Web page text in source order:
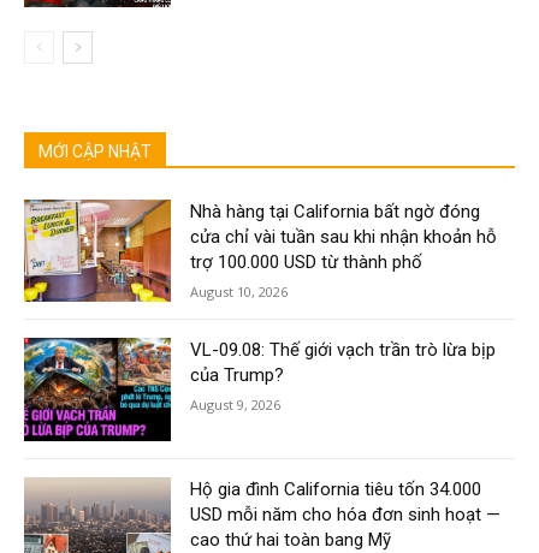
MỚI CẬP NHẬT
Nhà hàng tại California bất ngờ đóng
cửa chỉ vài tuần sau khi nhận khoản hỗ
trợ 100.000 USD từ thành phố
August 10, 2026
VL-09.08: Thế giới vạch trần trò lừa bịp
của Trump?
August 9, 2026
Hộ gia đình California tiêu tốn 34.000
USD mỗi năm cho hóa đơn sinh hoạt —
cao thứ hai toàn bang Mỹ